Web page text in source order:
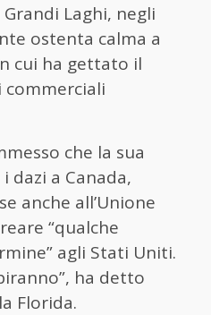
Laghi, negli
ostenta calma a
cui ha gettato il
commerciali
che la sua
dazi a Canada,
anche all’Unione
“qualche
agli Stati Uniti.
ha detto
Florida.